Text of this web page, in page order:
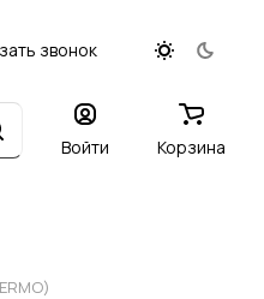
звонок
Войти Корзина